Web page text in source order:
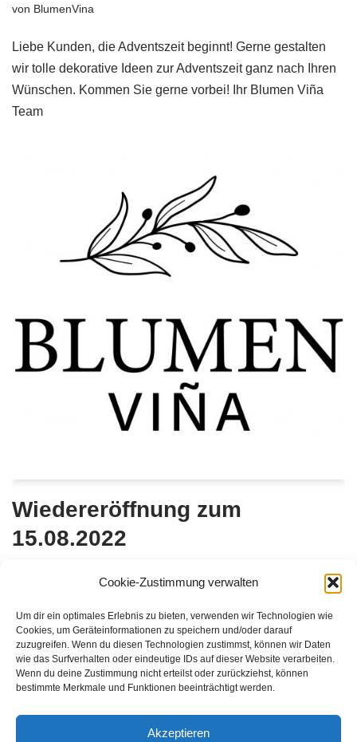
Cookie-Zustimmung verwalten
Um dir ein optimales Erlebnis zu bieten, verwenden wir Technologien wie
Cookies, um Geräteinformationen zu speichern und/oder darauf
zuzugreifen. Wenn du diesen Technologien zustimmst, können wir Daten
wie das Surfverhalten oder eindeutige IDs auf dieser Website verarbeiten.
Wenn du deine Zustimmung nicht erteilst oder zurückziehst, können
bestimmte Merkmale und Funktionen beeinträchtigt werden.
Akzeptieren
von BlumenVina
Liebe Kunden, die Adventszeit beginnt! Gerne gestalten
wir tolle dekorative Ideen zur Adventszeit ganz nach Ihren
Wünschen. Kommen Sie gerne vorbei! Ihr Blumen Viña
Team
Wiedereröffnung zum
15.08.2022
Sie sind herzlich eingeladen! Seit 28 Jahren gehört
Blumen Jaegeler zum Werstener Stadtbild. Anke und
Ernst-Peter Jaegeler haben mit viel Freude, Enthusiasmus
und Liebe zum Detail ein Anlaufpunkt für Floristik und
dekorative Ideen etabliert. Am 29.07.2022 gehen beide nun
in…Weiterlesen »